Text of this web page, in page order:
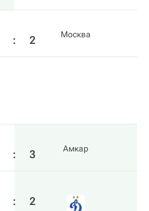
: 2 Москва
: 3 Амкар
: 2